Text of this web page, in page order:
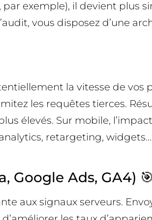
exemple), il devient plus
vous disposez d’une
la vitesse de vos
les requêtes tierces.
élevés. Sur mobile,
retargeting,
Google Ads, GA4)
aux signaux serveurs.